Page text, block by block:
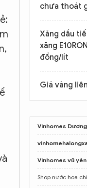
chưa thoát
Xăng dầu
xăng
đồng/lít
Giá vàng
Vinhomes
Vinhomes vũ yên
Shop nước hoa